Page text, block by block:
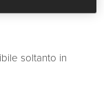
soltanto in